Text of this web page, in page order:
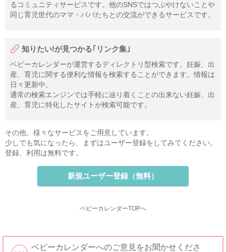
るコミュニティサービスです。他のSNSではつぶやけないことや
同じ育児世代のママ・パパたちとの交流ができるサービスです。
知りたい!が見つかる｢リンク集｣
ベビーカレンダーが運営するディレクトリ型検索です。妊娠、出
産、育児に関する便利な情報を検索することができます。情報は
日々更新中。
通常の検索エンジンでは手軽に辿り着くことの出来ない妊娠、出
産、育児に特化したサイトが検索可能です。
その他、様々なサービスをご用意しています。
少しでも気になったら、まずはユーザー登録をしてみてください。
登録、利用は無料です。
新規ユーザー登録（無料）
ベビーカレンダーTOPへ
ベビーカレンダーへのご意見をお聞かせくださ